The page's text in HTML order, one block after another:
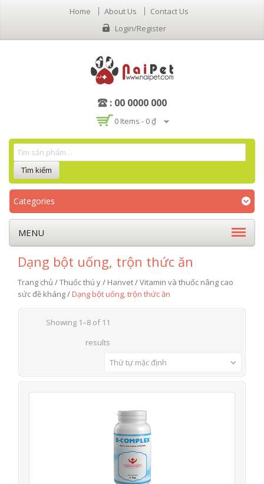
Home About Us
Contact Us
Login/Register
: 00 0000 000
0 Items - 0 ₫
Categories
MENU
Dạng bột uống, trộn thức ăn
Trang chủ /Thuốc thú y/ Hanvet/Vitamin và thuốc nâng cao
sức đề kháng/Dạng bột uống, trộn thức ăn
Showing 1–8 of 11
results
Thứ tự mặc định